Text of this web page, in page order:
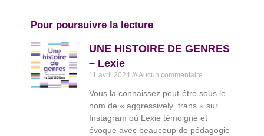
Pour poursuivre la lecture
UNE HISTOIRE DE GENRES
– Lexie
11 avril 2024 Aucun commentaire
Vous la connaissez peut-être sous le
nom de « aggressively_trans » sur
Instagram où Lexie témoigne et
évoque avec beaucoup de pédagogie